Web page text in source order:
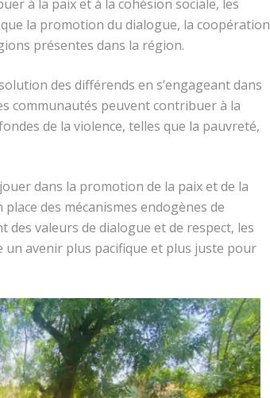
à la paix et à la cohésion sociale, les
la promotion du dialogue, la coopération
présentes dans la région.
des différends en s’engageant dans
communautés peuvent contribuer à la
de la violence, telles que la pauvreté,
dans la promotion de la paix et de la
des mécanismes endogènes de
valeurs de dialogue et de respect, les
avenir plus pacifique et plus juste pour